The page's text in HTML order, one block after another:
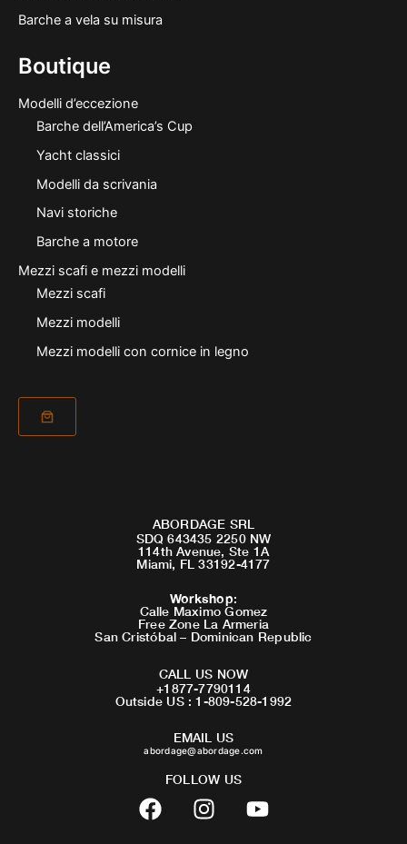
Barche a vela su misura
Boutique
Modelli d’eccezione
Barche dell’America’s Cup
Yacht classici
Modelli da scrivania
Navi storiche
Barche a motore
Mezzi scafi e mezzi modelli
Mezzi scafi
Mezzi modelli
Mezzi modelli con cornice in legno
ABORDAGE SRL
SDQ 643435 2250 NW
114th Avenue, Ste 1A
Miami, FL 33192-4177
Workshop:
Calle Maximo Gomez
Free Zone La Armeria
San Cristóbal – Dominican Republic
CALL US NOW
+1877-7790114
Outside US : 1-809-528-1992
EMAIL US
abordage@abordage.com
FOLLOW US
F
a
I
n
Y
o